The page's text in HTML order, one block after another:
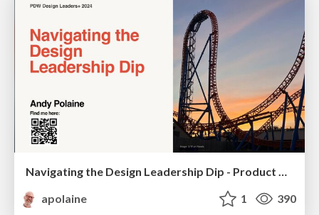
Navigating the Design Leadership Dip - Product Design Week Design Leaders+ Conference 2024
apolaine
1 390